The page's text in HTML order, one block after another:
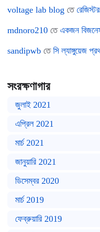
voltage lab blog তে
mdnoro210 তে একজন
sandipwb তে সি ল্যাঙ্গুয়েজ
সংরক্ষণাগার
জুলাই 2021
এপ্রিল 2021
মার্চ 2021
জানুয়ারি 2021
ডিসেম্বর 2020
মার্চ 2019
ফেব্রুয়ারি 2019